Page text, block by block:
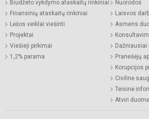
Biudžeto vykdymo ataskaitų rinkiniai
Finansinių ataskaitų rinkiniai
Lėšos veiklai viešinti
Projektai
Viešieji pirkimai
1,2% parama
Nuorodos
Laisvos
Asmens
Pranešėjų
Korupcijos
Civilinė
Teisinė
Atviri